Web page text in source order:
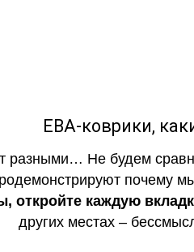
ЕВА-коврики,
разными… Не будем
почему
откройте каждую
других местах –